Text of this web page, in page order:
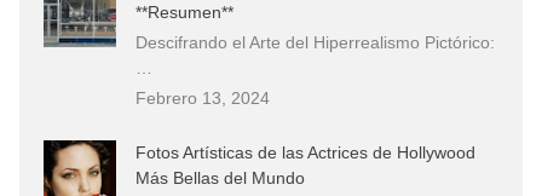
**Resumen**
Descifrando el Arte del Hiperrealismo Pictórico:
Febrero 13, 2024
Fotos Artísticas de las Actrices de Hollywood
Más Bellas del Mundo